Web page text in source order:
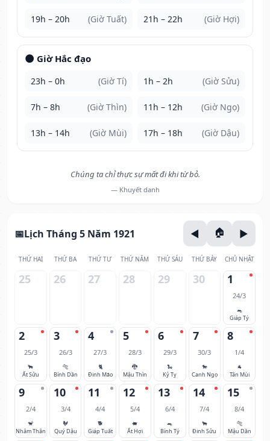
19h – 20h (Giờ Tuất) 21h – 22h (Giờ Hợi)
🌑 Giờ Hắc đạo
23h – 0h (Giờ Tí) 1h – 2h (Giờ Sửu)
7h – 8h (Giờ Thìn) 11h – 12h (Giờ Ngọ)
13h – 14h (Giờ Mùi) 17h – 18h (Giờ Dậu)
Chúng ta chỉ thực sự mất đi khi từ bỏ.
— Khuyết danh
Lịch Tháng 5 Năm 1921
THỨ HAI THỨ BA THỨ TƯ THỨ NĂM THỨ SÁU THỨ BẢY CHỦ NHẬT
25 26 27 28 29 30 1
24/3
🐀
Giáp Tý
2
25/3
🐂
Ất Sửu
3
26/3
🐅
Bính Dần
4
27/3
🐈
Đinh Mão
5
28/3
🐉
Mậu Thìn
6
29/3
🐍
Kỷ Tỵ
7
30/3
🐎
Canh Ngọ
8
1/4
🐐
Tân Mùi
9
2/4
🐒
Nhâm Thân
10
3/4
🐓
Quý Dậu
11
4/4
🐕
Giáp Tuất
12
5/4
🐖
Ất Hợi
13
6/4
🐀
Bính Tý
14
7/4
🐂
Đinh Sửu
15
8/4
🐅
Mậu Dần